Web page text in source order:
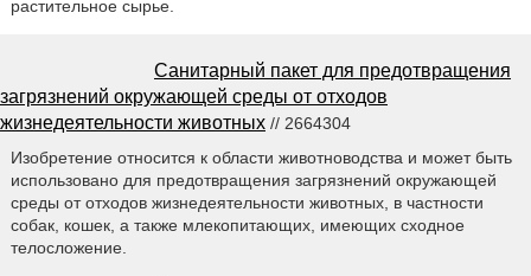
растительное сырье.
Санитарный пакет для предотвращения
загрязнений окружающей среды от отходов
жизнедеятельности животных // 2664304
Изобретение относится к области животноводства и может быть
использовано для предотвращения загрязнений окружающей
среды от отходов жизнедеятельности животных, в частности
собак, кошек, а также млекопитающих, имеющих сходное
телосложение.